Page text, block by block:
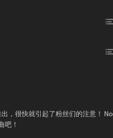
，很快就引起了粉丝们的注意！ No
吧！